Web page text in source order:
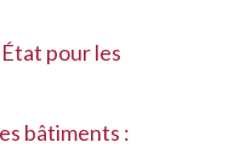
pour les
bâtiments :